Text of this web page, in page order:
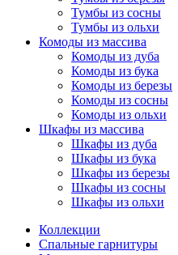
Тумбы из сосны
Тумбы из ольхи
Комоды из массива
Комоды из дуба
Комоды из бука
Комоды из березы
Комоды из сосны
Комоды из ольхи
Шкафы из массива
Шкафы из дуба
Шкафы из бука
Шкафы из березы
Шкафы из сосны
Шкафы из ольхи
Коллекции
Спальные гарнитуры